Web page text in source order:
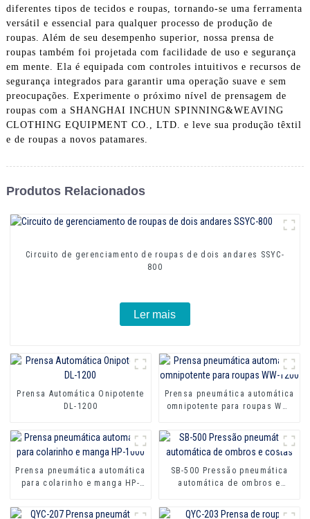
diferentes tipos de tecidos e roupas, tornando-se uma ferramenta
versátil e essencial para qualquer processo de produção de
roupas. Além de seu desempenho superior, nossa prensa de
roupas também foi projetada com facilidade de uso e segurança
em mente. Ela é equipada com controles intuitivos e recursos de
segurança integrados para garantir uma operação suave e sem
preocupações. Experimente o próximo nível de prensagem de
roupas com a SHANGHAI INCHUN SPINNING&WEAVING
CLOTHING EQUIPMENT CO., LTD. e leve sua produção têxtil
e de roupas a novos patamares.
Produtos Relacionados
Circuito de gerenciamento de roupas de dois andares SSYC-
800
Ler mais
Prensa Automática Onipotente
DL-1200
Prensa pneumática automática
omnipotente para roupas WW-
Prensa pneumática automática
para colarinho e manga HP-
SB-500 Pressão pneumática
automática de ombros e